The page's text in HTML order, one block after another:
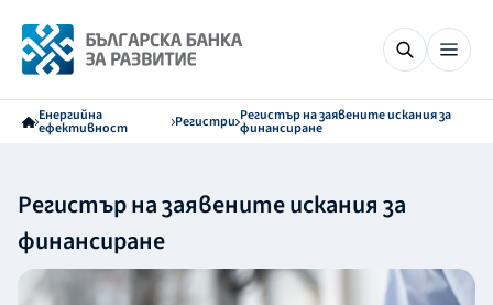
Енергийна
ефективност Регистри Регистър на заявените искания за
финансиране
Регистър на заявените искания за
финансиране